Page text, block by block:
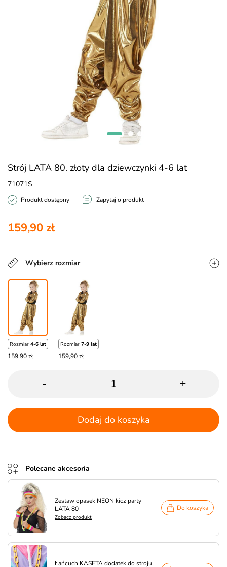
Strój LATA 80. złoty dla dziewczynki 4-6 lat
71071S
Produkt dostępny Zapytaj o produkt
159,90 zł
Wybierz rozmiar
Rozmiar 4-6 lat
159,90 zł
Rozmiar 7-9 lat
159,90 zł
- +
Dodaj do koszyka
Polecane akcesoria
Zestaw opasek NEON kicz party
LATA 80
Zobacz produkt
Do koszyka
Łańcuch KASETA dodatek do stroju